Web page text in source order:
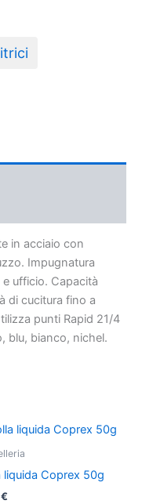
in acciaio con
Impugnatura
ufficio. Capacità
di cucitura fino a
punti Rapid 21/4
blu, bianco, nichel.
liquida Coprex 50g
€